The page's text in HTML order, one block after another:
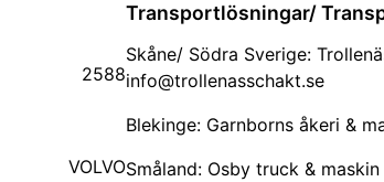
2588
VOLVO
Transportlösningar/
Skåne/ Södra Sverige:
info@trollenasschakt.se
Blekinge: Garnborns åkeri &
Småland: Osby truck &